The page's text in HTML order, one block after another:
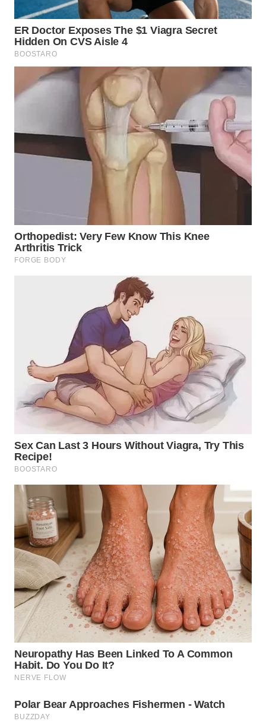
MALUT
WN
DAIRI
WN
DANAU
WN
WN
TAPANULI
SELATAN
WN
SIMALUNGUN
WN
TAPANULI
TENGAH
WN DELI
SERDANG
WN
TEBING
TINGGI
WN
KARAWANG
WN